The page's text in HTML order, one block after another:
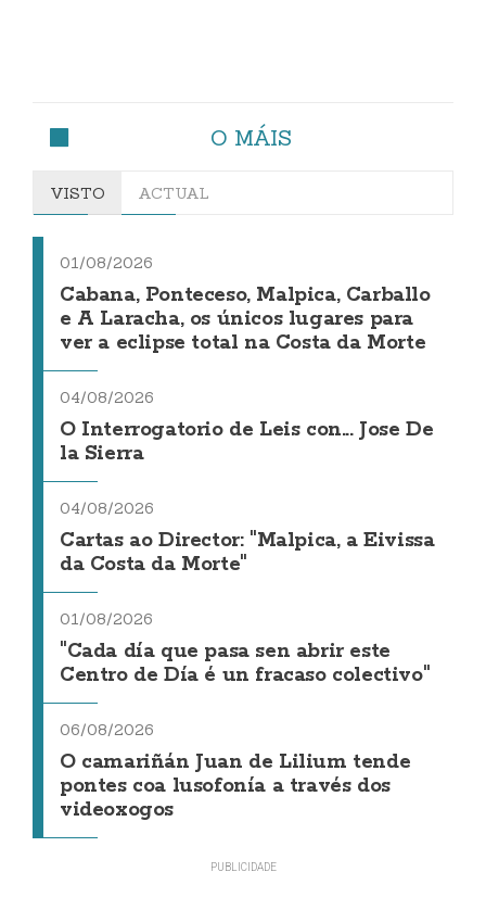
O MÁIS
VISTO ACTUAL
01/08/2026
Cabana, Ponteceso, Malpica, Carballo
e A Laracha, os únicos lugares para
ver a eclipse total na Costa da Morte
04/08/2026
O Interrogatorio de Leis con... Jose De
la Sierra
04/08/2026
Cartas ao Director: "Malpica, a Eivissa
da Costa da Morte"
01/08/2026
"Cada día que pasa sen abrir este
Centro de Día é un fracaso colectivo"
06/08/2026
O camariñán Juan de Lilium tende
pontes coa lusofonía a través dos
videoxogos